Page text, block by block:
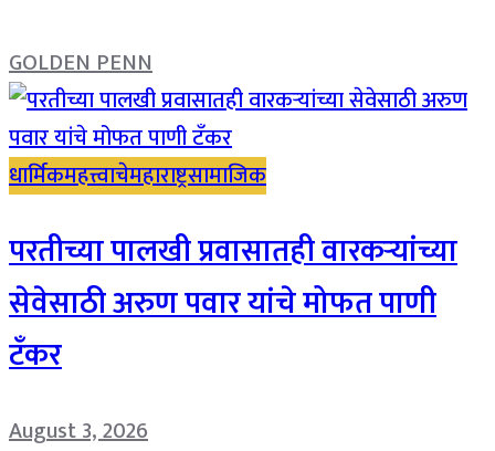
GOLDEN PENN
धार्मिकमहत्त्वाचेमहाराष्ट्रसामाजिक
परतीच्या पालखी प्रवासातही वारकऱ्यांच्या
सेवेसाठी अरुण पवार यांचे मोफत पाणी
टँकर
August 3, 2026